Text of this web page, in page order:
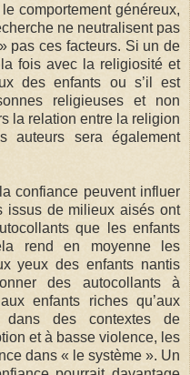
comportement généreux,
ne neutralisent pas
pas ces facteurs. Si un de
fois avec la religiosité et
des enfants ou s’il est
religieuses et non
la relation entre la religion
auteurs sera également
confiance peuvent influer
issus de milieux aisés ont
que les enfants
rend en moyenne les
yeux des enfants nantis
des autocollants à
enfants riches qu’aux
dans des contextes de
et à basse violence, les
dans « le système ». Un